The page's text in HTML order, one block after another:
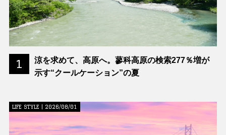
1
涼を求めて、高原へ。蓼科高原の検索277％増が
示す“クールケーション”の夏
LIFE STYLE | 2026/08/01